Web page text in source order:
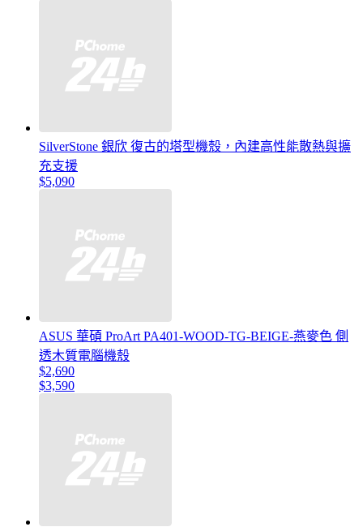
SilverStone 銀欣 復古的塔型機殼，內建高性能散熱與擴
充支援
$5,090
ASUS 華碩 ProArt PA401-WOOD-TG-BEIGE-燕麥色 側
透木質電腦機殼
$2,690
$3,590